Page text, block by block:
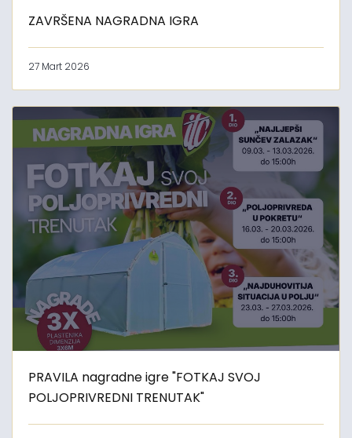
ZAVRŠENA NAGRADNA IGRA
27 Mart 2026
PRAVILA nagradne igre "FOTKAJ SVOJ
POLJOPRIVREDNI TRENUTAK"